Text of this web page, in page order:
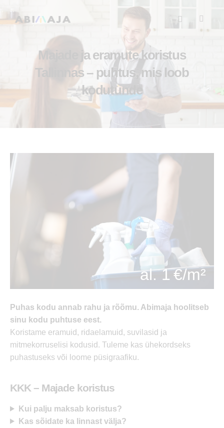
Majade ja eramute koristus
Tallinnas – puhtus, mis loob
kodutunde
al. 1 €/m²
Puhas kodu annab rahu ja rõõmu. Abimaja hoolitseb
sinu kodu puhtuse eest.
Koristame eramuid, ridaelamuid, suvilasid ja
mitmekorruselisi kodusid. Tuleme kas ühekordseks
puhastuseks või loome püsigraafiku.
KKK – Majade koristus
Kui palju maksab koristus?
Kas sõidate ka linnast välja?